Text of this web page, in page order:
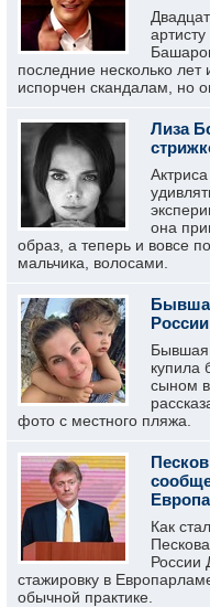
последние несколько
испорчен скандалам, но
Лиза
она
образ, а теперь и вовсе
мальчика, волосами.
России
Бывшая
купила
сыном
фото с местного пляжа.
Как
России
стажировку в
обычной практике.